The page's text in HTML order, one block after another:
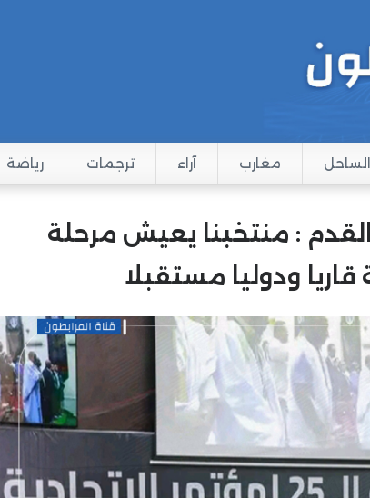
الساحل مغارب آراء ترجمات رياضة
القدم : منتخبنا يعيش مرحلة
ودوليا مستقبلا